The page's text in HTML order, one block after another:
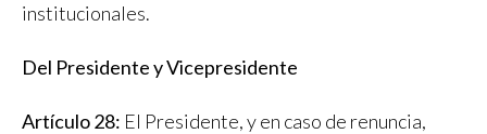
institucionales.
Del Presidente y Vicepresidente
Artículo 28: El Presidente, y en caso de renuncia,